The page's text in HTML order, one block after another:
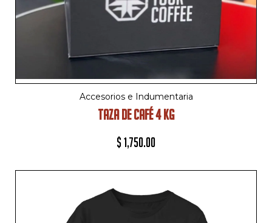
Accesorios e Indumentaria
TAZA DE CAFÉ 4 KG
$1,750.00